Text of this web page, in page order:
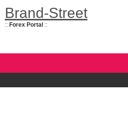
Brand-Street
:: Forex Portal ::